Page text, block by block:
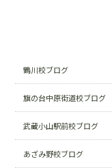
鶴川校ブログ
旗の台中原街道校ブログ
武蔵小山駅前校ブログ
あざみ野校ブログ